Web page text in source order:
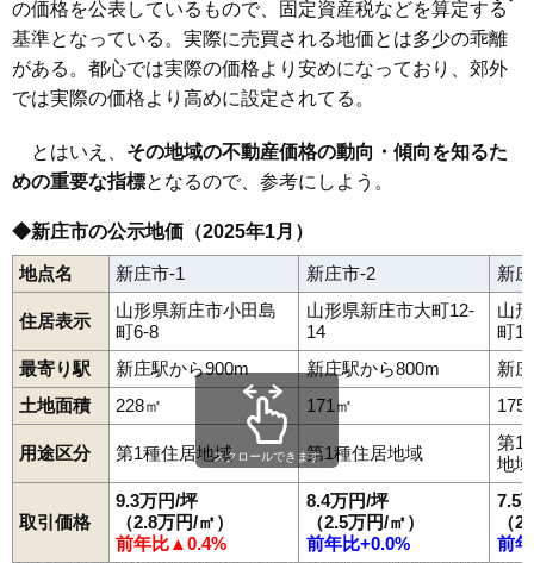
の価格を公表しているもので、固定資産税などを算定する
基準となっている。実際に売買される地価とは多少の乖離
がある。都心では実際の価格より安めになっており、郊外
では実際の価格より高めに設定されてる。
とはいえ、 その地域の不動産価格の動向・傾向を知るた
めの重要な指標となるので、参考にしよう。
◆新庄市の公示地価（2025年1月）
地点名 新庄市-1 新庄市-2 新
住居表示
山形県新庄市小田島
町6-8
山形県新庄市大町12-
14
山
町
最寄り駅
新庄駅から900m 新庄駅から800m
新
土地面積
228㎡ 171㎡ 175
用途区分 第1種住居地域 第1種住居地域
第1
地域
取引価格
9.3万円/坪
（2.8万円/㎡）
前年比▲0.4%
8.4万円/坪
（2.5万円/㎡）
前年比+0.0%
7.5
（
前
スクロールできます
下田町城南町 末広町千門町 角沢 鉄砲町十日町鳥越 中道町
沼田町萩野万場町 桧町福田堀端町 本町升形松本宮内町
若葉町
新庄駅 泉田駅 升形駅南新庄駅